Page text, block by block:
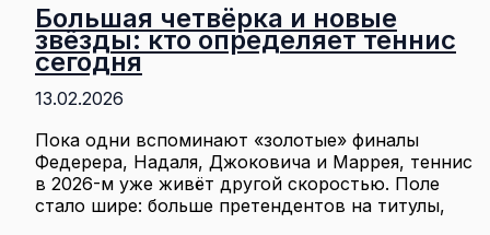
Большая четвёрка и новые
звёзды: кто определяет теннис
сегодня
13.02.2026
Пока одни вспоминают «золотые» финалы
Федерера, Надаля, Джоковича и Маррея, теннис
в 2026-м уже живёт другой скоростью. Поле
стало шире: больше претендентов на титулы,